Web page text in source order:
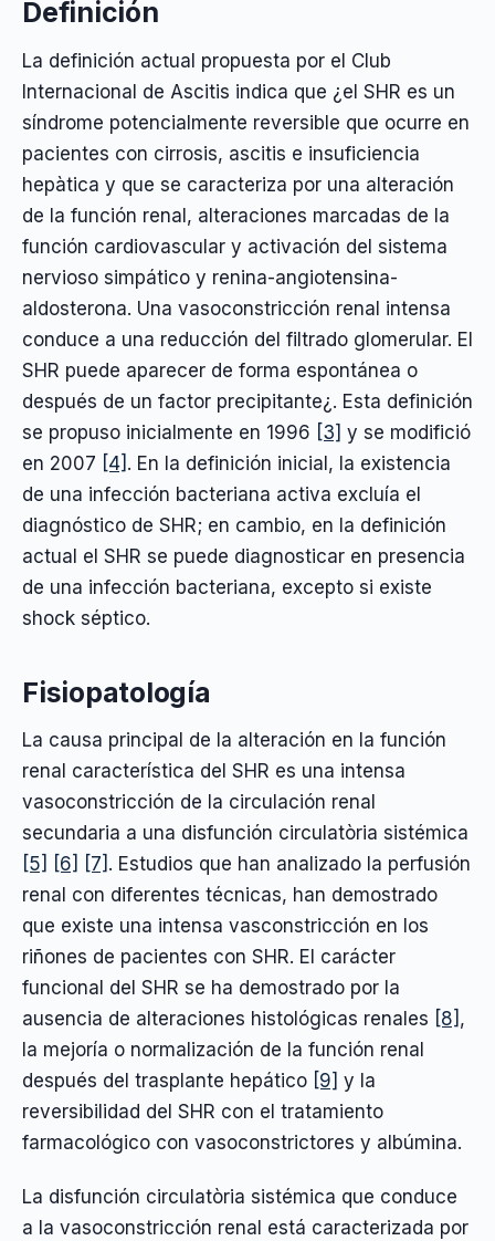
Definición
La definición actual propuesta por el Club
Internacional de Ascitis indica que ¿el SHR es un
síndrome potencialmente reversible que ocurre en
pacientes con cirrosis, ascitis e insuficiencia
hepàtica y que se caracteriza por una alteración
de la función renal, alteraciones marcadas de la
función cardiovascular y activación del sistema
nervioso simpático y renina-angiotensina-
aldosterona. Una vasoconstricción renal intensa
conduce a una reducción del filtrado glomerular. El
SHR puede aparecer de forma espontánea o
después de un factor precipitante¿. Esta definición
se propuso inicialmente en 1996 [3] y se modifició
en 2007 [4] . En la definición inicial, la existencia
de una infección bacteriana activa excluía el
diagnóstico de SHR; en cambio, en la definición
actual el SHR se puede diagnosticar en presencia
de una infección bacteriana, excepto si existe
shock séptico.
Fisiopatología
La causa principal de la alteración en la función
renal característica del SHR es una intensa
vasoconstricción de la circulación renal
secundaria a una disfunción circulatòria sistémica
[5] [6] [7] . Estudios que han analizado la perfusión
renal con diferentes técnicas, han demostrado
que existe una intensa vasconstricción en los
riñones de pacientes con SHR. El carácter
funcional del SHR se ha demostrado por la
ausencia de alteraciones histológicas renales [8] ,
la mejoría o normalización de la función renal
después del trasplante hepático [9] y la
reversibilidad del SHR con el tratamiento
farmacológico con vasoconstrictores y albúmina.
La disfunción circulatòria sistémica que conduce
a la vasoconstricción renal está caracterizada por